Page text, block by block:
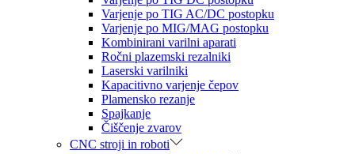
Varjenje po TIG AC/DC postopku
Varjenje po MIG/MAG postopku
Kombinirani varilni aparati
Ročni plazemski rezalniki
Laserski varilniki
Kapacitivno varjenje čepov
Plamensko rezanje
Spajkanje
Čiščenje zvarov
CNC stroji in roboti